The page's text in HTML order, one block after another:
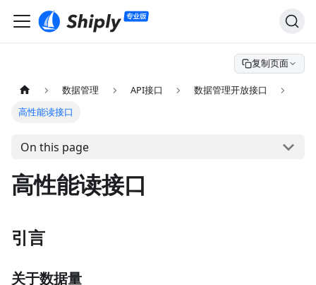
复制页面
数据管理 API接口
数据管理开放接口
高性能读接口
On this page
高性能读接口
引言
关于数据量